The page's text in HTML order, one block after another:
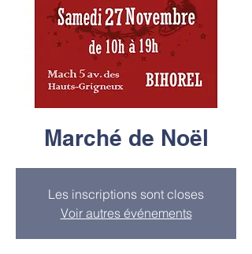
Marché de Noël
Les inscriptions sont closes
Voir autres événements